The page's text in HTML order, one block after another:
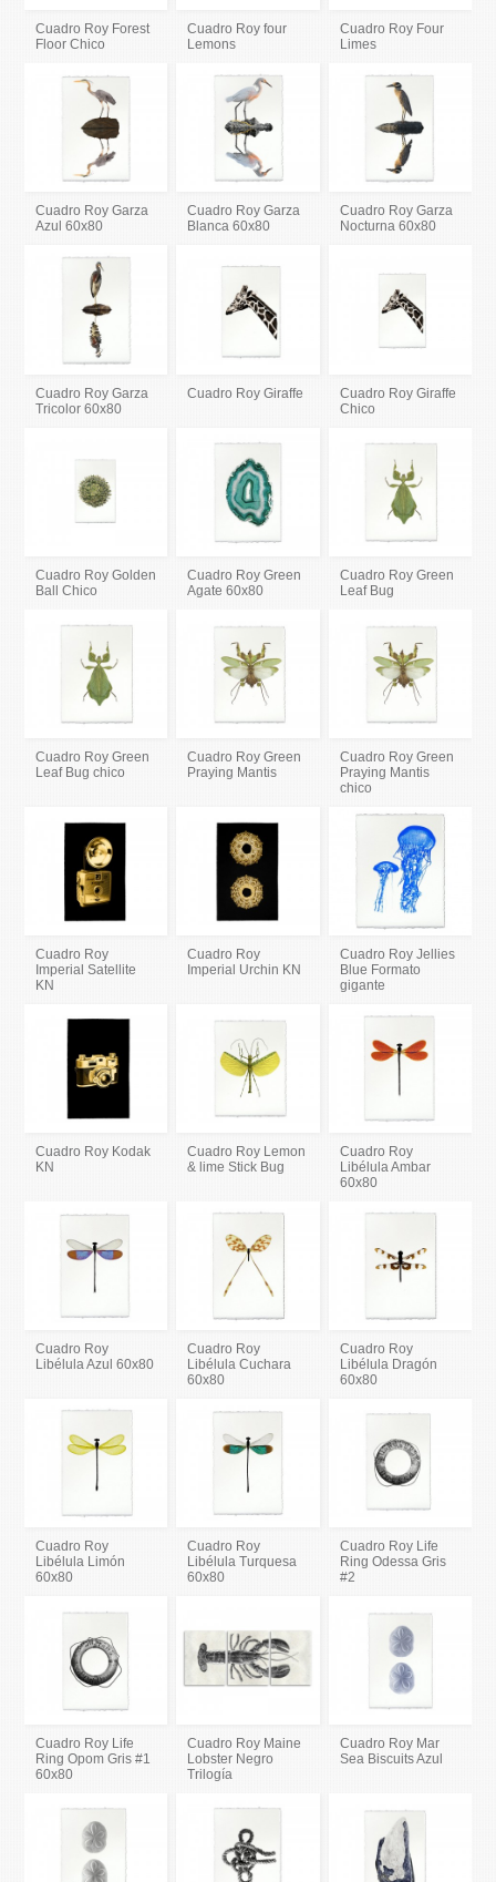
Cuadro Roy Forest
Floor Chico
Cuadro Roy four
Lemons
Cuadro Roy Four
Limes
Cuadro Roy Garza
Azul 60x80
Cuadro Roy Garza
Blanca 60x80
Cuadro Roy Garza
Nocturna 60x80
Cuadro Roy Garza
Tricolor 60x80
Cuadro Roy Giraffe
Cuadro Roy Giraffe
Chico
Cuadro Roy Golden
Ball Chico
Cuadro Roy Green
Agate 60x80
Cuadro Roy Green
Leaf Bug
Cuadro Roy Green
Leaf Bug chico
Cuadro Roy Green
Praying Mantis
Cuadro Roy Green
Praying Mantis
chico
Cuadro Roy
Imperial Satellite
KN
Cuadro Roy
Imperial Urchin KN
Cuadro Roy Jellies
Blue Formato
gigante
Cuadro Roy Kodak
KN
Cuadro Roy Lemon
& lime Stick Bug
Cuadro Roy
Libélula Ambar
60x80
Cuadro Roy
Libélula Azul 60x80
Cuadro Roy
Libélula Cuchara
60x80
Cuadro Roy
Libélula Dragón
60x80
Cuadro Roy
Libélula Limón
60x80
Cuadro Roy
Libélula Turquesa
60x80
Cuadro Roy Life
Ring Odessa Gris
#2
Cuadro Roy Life
Ring Opom Gris #1
60x80
Cuadro Roy Maine
Lobster Negro
Trilogía
Cuadro Roy Mar
Sea Biscuits Azul